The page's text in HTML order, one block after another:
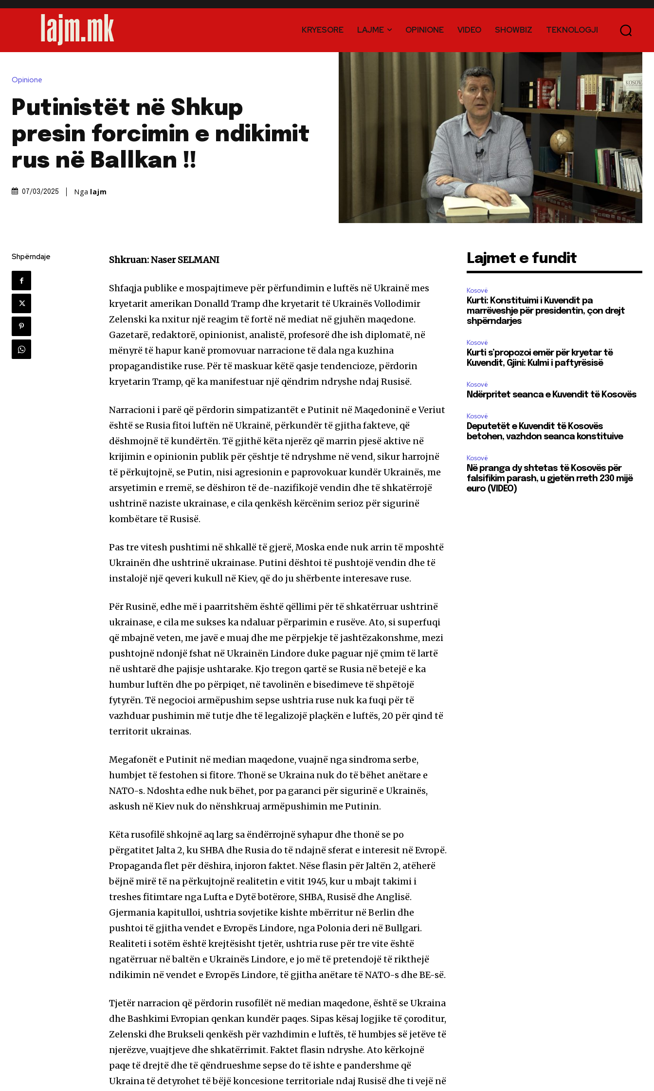
KRYESORE LAJME OPINIONE VIDEO SHOWBIZ TEKNOLOGJI
Opinione
Putinistët në Shkup
presin forcimin e ndikimit
rus në Ballkan !!
07/03/2025 Nga lajm
Shpërndaje Shkruan: Naser SELMANI
Shfaqja publike e mospajtimeve për përfundimin e luftës në Ukrainë mes
kryetarit amerikan Donalld Tramp dhe kryetarit të Ukrainës Vollodimir
Zelenski ka nxitur një reagim të fortë në mediat në gjuhën maqedone.
Gazetarë, redaktorë, opinionist, analistë, profesorë dhe ish diplomatë, në
mënyrë të hapur kanë promovuar narracione të dala nga kuzhina
propagandistike ruse. Për të maskuar këtë qasje tendencioze, përdorin
kryetarin Tramp, që ka manifestuar një qëndrim ndryshe ndaj Rusisë.
Narracioni i parë që përdorin simpatizantët e Putinit në Maqedoninë e Veriut
është se Rusia fitoi luftën në Ukrainë, përkundër të gjitha fakteve, që
dëshmojnë të kundërtën. Të gjithë këta njerëz që marrin pjesë aktive në
krijimin e opinionin publik për çështje të ndryshme në vend, sikur harrojnë
të përkujtojnë, se Putin, nisi agresionin e paprovokuar kundër Ukrainës, me
arsyetimin e rremë, se dëshiron të de-nazifikojë vendin dhe të shkatërrojë
ushtrinë naziste ukrainase, e cila qenkësh kërcënim serioz për sigurinë
kombëtare të Rusisë.
Pas tre vitesh pushtimi në shkallë të gjerë, Moska ende nuk arrin të mposhtë
Ukrainën dhe ushtrinë ukrainase. Putini dështoi të pushtojë vendin dhe të
instalojë një qeveri kukull në Kiev, që do ju shërbente interesave ruse.
Për Rusinë, edhe më i paarritshëm është qëllimi për të shkatërruar ushtrinë
ukrainase, e cila me sukses ka ndaluar përparimin e rusëve. Ato, si superfuqi
që mbajnë veten, me javë e muaj dhe me përpjekje të jashtëzakonshme, mezi
pushtojnë ndonjë fshat në Ukrainën Lindore duke paguar një çmim të lartë
në ushtarë dhe pajisje ushtarake. Kjo tregon qartë se Rusia në betejë e ka
humbur luftën dhe po përpiqet, në tavolinën e bisedimeve të shpëtojë
fytyrën. Të negocioi armëpushim sepse ushtria ruse nuk ka fuqi për të
vazhduar pushimin më tutje dhe të legalizojë plaçkën e luftës, 20 për qind të
territorit ukrainas.
Megafonët e Putinit në median maqedone, vuajnë nga sindroma serbe,
humbjet të festohen si fitore. Thonë se Ukraina nuk do të bëhet anëtare e
NATO-s. Ndoshta edhe nuk bëhet, por pa garanci për sigurinë e Ukrainës,
askush në Kiev nuk do nënshkruaj armëpushimin me Putinin.
Këta rusofilë shkojnë aq larg sa ëndërrojnë syhapur dhe thonë se po
përgatitet Jalta 2, ku SHBA dhe Rusia do të ndajnë sferat e interesit në Evropë.
Propaganda flet për dëshira, injoron faktet. Nëse flasin për Jaltën 2, atëherë
bëjnë mirë të na përkujtojnë realitetin e vitit 1945, kur u mbajt takimi i
treshes fitimtare nga Lufta e Dytë botërore, SHBA, Rusisë dhe Anglisë.
Gjermania kapitulloi, ushtria sovjetike kishte mbërritur në Berlin dhe
pushtoi të gjitha vendet e Evropës Lindore, nga Polonia deri në Bullgari.
Realiteti i sotëm është krejtësisht tjetër, ushtria ruse për tre vite është
ngatërruar në baltën e Ukrainës Lindore, e jo më të pretendojë të rikthejë
ndikimin në vendet e Evropës Lindore, të gjitha anëtare të NATO-s dhe BE-së.
Tjetër narracion që përdorin rusofilët në median maqedone, është se Ukraina
dhe Bashkimi Evropian qenkan kundër paqes. Sipas kësaj logjike të çoroditur,
Zelenski dhe Brukseli qenkësh për vazhdimin e luftës, të humbjes së jetëve të
njerëzve, vuajtjeve dhe shkatërrimit. Faktet flasin ndryshe. Ato kërkojnë
paqe të drejtë dhe të qëndrueshme sepse do të ishte e pandershme që
Ukraina të detyrohet të bëjë koncesione territoriale ndaj Rusisë dhe ti vejë në
Lajmet e fundit
Kosovë
Kurti: Konstituimi i Kuvendit pa
marrëveshje për presidentin, çon drejt
shpërndarjes
Kosovë
Kurti s’propozoi emër për kryetar të
Kuvendit, Gjini: Kulmi i paftyrësisë
Kosovë
Ndërpritet seanca e Kuvendit të Kosovës
Kosovë
Deputetët e Kuvendit të Kosovës
betohen, vazhdon seanca konstituive
Kosovë
Në pranga dy shtetas të Kosovës për
falsifikim parash, u gjetën rreth 230 mijë
euro (VIDEO)